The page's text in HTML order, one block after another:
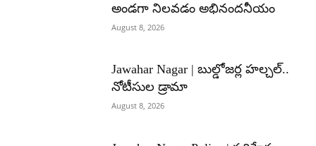
అండగా నిలవడం అభినందనీయం
August 8, 2026
Jawahar Nagar | బుల్డోజర్ల హల్చల్..
నోటీసుల డ్రామా
August 8, 2026